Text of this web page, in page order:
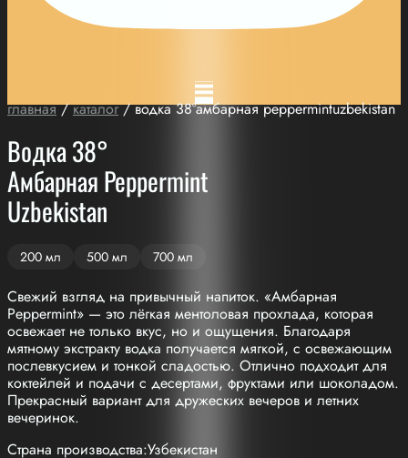
главная/каталог/ водка 38°амбарная peppermintuzbekistan
Водка 38°
Амбарная Peppermint
Uzbekistan
200 мл 500 мл 700 мл
Свежий взгляд на привычный напиток. «Амбарная
Peppermint» — это лёгкая ментоловая прохлада, которая
освежает не только вкус, но и ощущения. Благодаря
мятному экстракту водка получается мягкой, с освежающим
послевкусием и тонкой сладостью. Отлично подходит для
коктейлей и подачи с десертами, фруктами или шоколадом.
Прекрасный вариант для дружеских вечеров и летних
вечеринок.
Страна производства:Узбекистан